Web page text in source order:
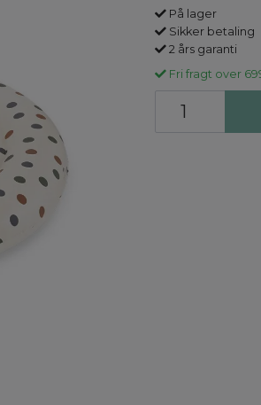
På lager
Sikker betaling
2 års garanti
Fri fragt over